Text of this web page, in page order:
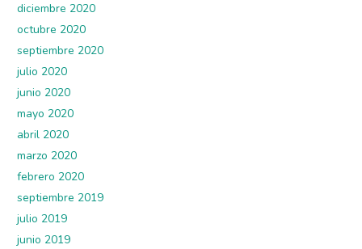
diciembre 2020
octubre 2020
septiembre 2020
julio 2020
junio 2020
mayo 2020
abril 2020
marzo 2020
febrero 2020
septiembre 2019
julio 2019
junio 2019